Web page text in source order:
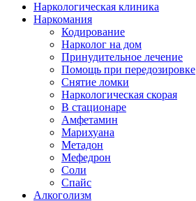
Наркологическая клиника
Наркомания
Кодирование
Нарколог на дом
Принудительное лечение
Помощь при передозировке
Снятие ломки
Наркологическая скорая
В стационаре
Амфетамин
Марихуана
Метадон
Мефедрон
Соли
Спайс
Алкоголизм